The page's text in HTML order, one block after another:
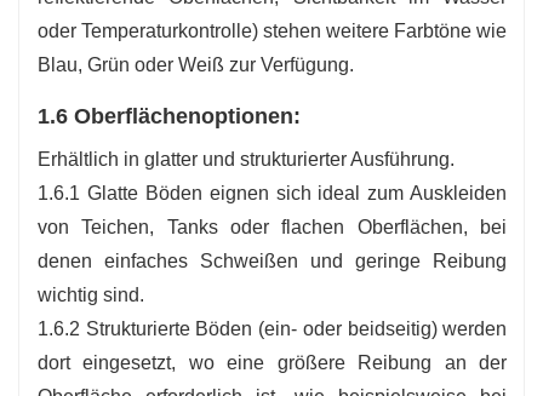
oder Temperaturkontrolle) stehen weitere Farbtöne wie
Blau, Grün oder Weiß zur Verfügung.
1.6 Oberflächenoptionen:
Erhältlich in glatter und strukturierter Ausführung.
1.6.1 Glatte Böden eignen sich ideal zum Auskleiden
von Teichen, Tanks oder flachen Oberflächen, bei
denen einfaches Schweißen und geringe Reibung
wichtig sind.
1.6.2 Strukturierte Böden (ein- oder beidseitig) werden
dort eingesetzt, wo eine größere Reibung an der